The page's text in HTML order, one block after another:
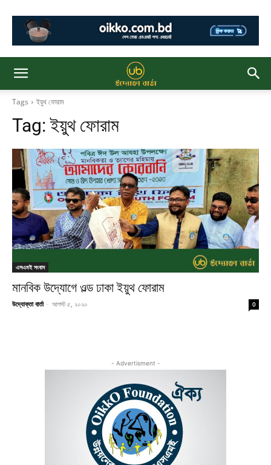
Tags ইয়ুথ ফোরাম
Tag:ইয়ুথ ফোরাম
এসএমই সংবাদ
মানবিক উদ্যোগে ওল্ড ঢাকা ইয়ুথ ফোরাম
উদ্যোক্তা বার্তা - আগস্ট ৫, ২০২০ 0
- Advertisment -